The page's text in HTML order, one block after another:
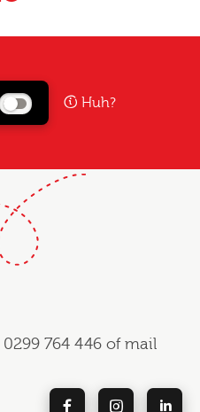
Huh?
0299 764 446 of mail